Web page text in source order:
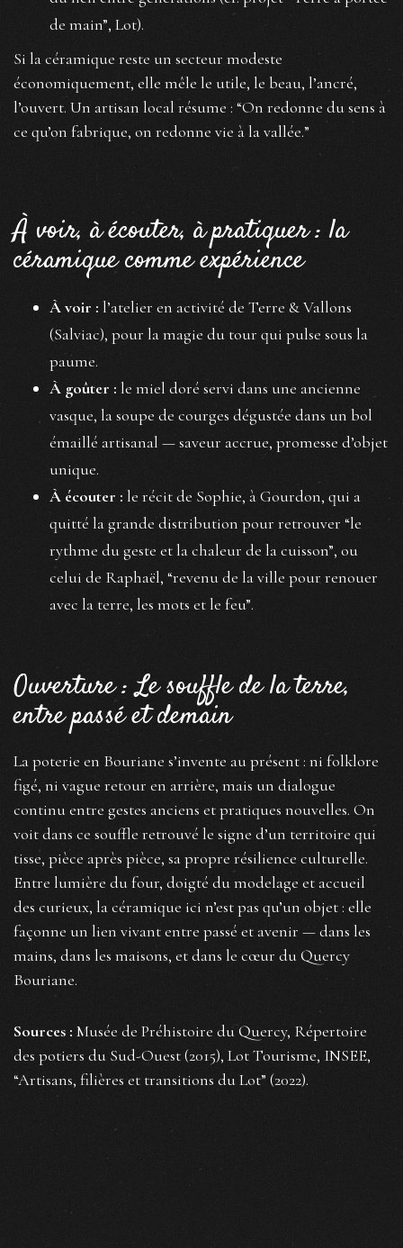
de main”, Lot).
Si la céramique reste un secteur modeste
économiquement, elle mêle le utile, le beau, l’ancré,
l’ouvert. Un artisan local résume : “On redonne du sens à
ce qu’on fabrique, on redonne vie à la vallée.”
À voir, à écouter, à pratiquer : la
céramique comme expérience
À voir : l’atelier en activité de Terre & Vallons
(Salviac), pour la magie du tour qui pulse sous la
paume.
À goûter : le miel doré servi dans une ancienne
vasque, la soupe de courges dégustée dans un bol
émaillé artisanal — saveur accrue, promesse d’objet
unique.
À écouter : le récit de Sophie, à Gourdon, qui a
quitté la grande distribution pour retrouver “le
rythme du geste et la chaleur de la cuisson”, ou
celui de Raphaël, “revenu de la ville pour renouer
avec la terre, les mots et le feu”.
Ouverture : Le souffle de la terre,
entre passé et demain
La poterie en Bouriane s’invente au présent : ni folklore
figé, ni vague retour en arrière, mais un dialogue
continu entre gestes anciens et pratiques nouvelles. On
voit dans ce souffle retrouvé le signe d’un territoire qui
tisse, pièce après pièce, sa propre résilience culturelle.
Entre lumière du four, doigté du modelage et accueil
des curieux, la céramique ici n’est pas qu’un objet : elle
façonne un lien vivant entre passé et avenir — dans les
mains, dans les maisons, et dans le cœur du Quercy
Bouriane.
Sources : Musée de Préhistoire du Quercy, Répertoire
des potiers du Sud-Ouest (2015), Lot Tourisme, INSEE,
“Artisans, filières et transitions du Lot” (2022).